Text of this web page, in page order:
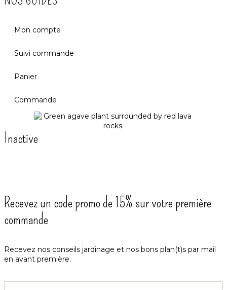
Mon compte
Suivi commande
Panier
Commande
Inactive
Recevez un code promo de 15% sur votre première
commande
Recevez nos conseils jardinage et nos bons plan(t)s par mail
en avant première.